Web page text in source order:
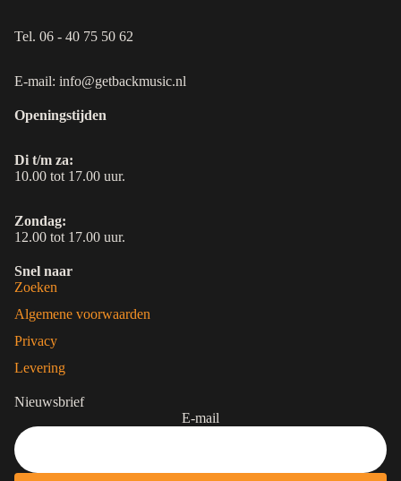
Tel. 06 - 40 75 50 62
E-mail: info@getbackmusic.nl
Openingstijden
Di t/m za:
10.00 tot 17.00 uur.
Zondag:
12.00 tot 17.00 uur.
Snel naar
Zoeken
Algemene voorwaarden
Privacy
Levering
Nieuwsbrief
E-mail